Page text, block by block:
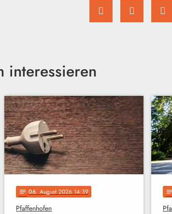
interessieren
notes 06. August 2026 14:39
Pfaffenhofen
notes